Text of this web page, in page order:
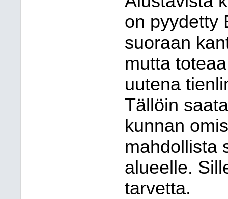
on pyydetty
suoraan
mutta
uutena
Tällöin
kunnan
mahdollista
alueelle.
tarvetta.